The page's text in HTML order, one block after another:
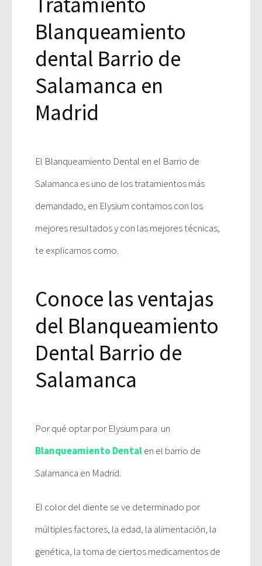
Blanqueamiento
dental Barrio de
Salamanca en
Madrid
El Blanqueamiento Dental en el Barrio de
Salamanca es uno de los tratamientos más
demandado, en Elysium contamos con los
mejores resultados y con las mejores técnicas,
te explicamos como.
Conoce las ventajas
del Blanqueamiento
Dental Barrio de
Salamanca
Por qué optar por Elysium para un
Blanqueamiento Dentalen el barrio de
Salamanca en Madrid.
El color del diente se ve determinado por
múltiples factores, la edad, la alimentación, la
genética, la toma de ciertos medicamentos de